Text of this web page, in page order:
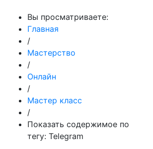
Вы просматриваете:
Главная
/
Мастерство
/
Онлайн
/
Мастер класс
/
Показать содержимое по
тегу: Telegram